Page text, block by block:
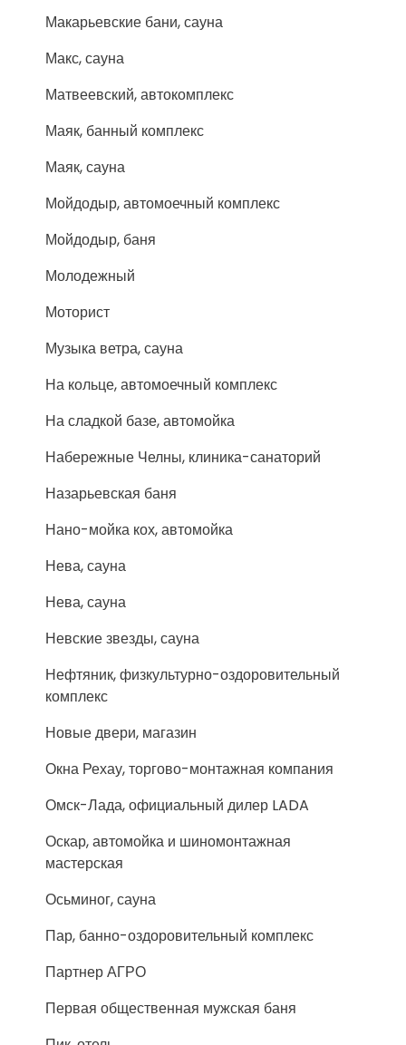
Макарьевские бани, сауна
Макс, сауна
Матвеевский, автокомплекс
Маяк, банный комплекс
Маяк, сауна
Мойдодыр, автомоечный комплекс
Мойдодыр, баня
Молодежный
Моторист
Музыка ветра, сауна
На кольце, автомоечный комплекс
На сладкой базе, автомойка
Набережные Челны, клиника-санаторий
Назарьевская баня
Нано-мойка кох, автомойка
Нева, сауна
Нева, сауна
Невские звезды, сауна
Нефтяник, физкультурно-оздоровительный
комплекс
Новые двери, магазин
Окна Рехау, торгово-монтажная компания
Омск-Лада, официальный дилер LADA
Оскар, автомойка и шиномонтажная
мастерская
Осьминог, сауна
Пар, банно-оздоровительный комплекс
Партнер АГРО
Первая общественная мужская баня